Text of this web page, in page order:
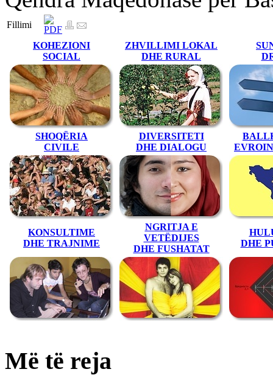
Fillimi
KOHEZIONI
SOCIAL
ZHVILLIMI LOKAL
DHE RURAL
SHOQËRIA
CIVILE
DIVERSITETI
DHE DIALOGU
KONSULTIME
DHE TRAJNIME
NGRITJA E
VETËDIJES
DHE FUSHATAT
DHE
Më të reja